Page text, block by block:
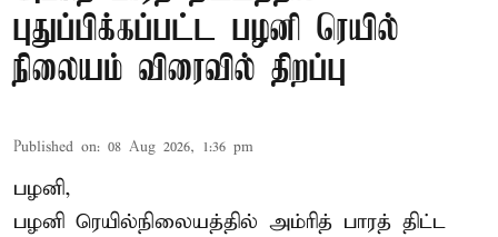
புதுப்பிக்கப்பட்ட பழனி ரெயில்
நிலையம் விரைவில் திறப்பு
Published on: 08 Aug 2026, 1:36 pm
பழனி,
பழனி ரெயில்நிலையத்தில் அம்ரித் பாரத் திட்ட